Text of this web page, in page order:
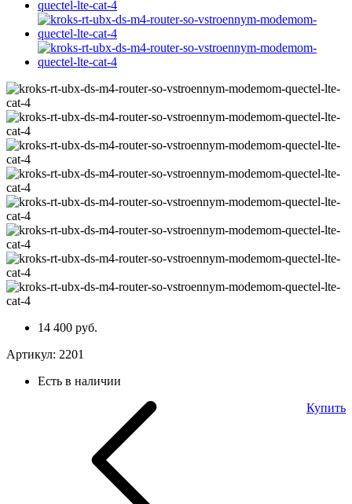
14 400 руб.
Артикул: 2201
Есть в наличии
Купить